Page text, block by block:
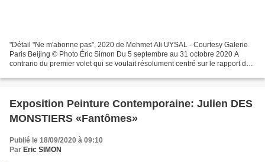
"Détail "Ne m'abonne pas", 2020 de Mehmet Ali UYSAL - Courtesy Galerie
Paris Beijing © Photo Éric Simon Du 5 septembre au 31 octobre 2020 A
contrario du premier volet qui se voulait résolument centré sur le rapport de
Exposition Peinture Contemporaine: Julien DES
MONSTIERS «Fantômes»
Publié le 18/09/2020 à 09:10
Par Eric SIMON